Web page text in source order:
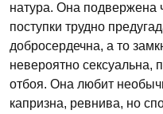
натура. Она подвержена
поступки трудно
добросердечна, а то
невероятно сексуальна,
отбоя. Она любит
капризна, ревнива, но